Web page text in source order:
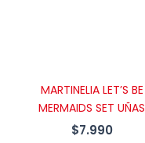
MARTINELIA LET’S BE
MERMAIDS SET UÑAS
$7.990